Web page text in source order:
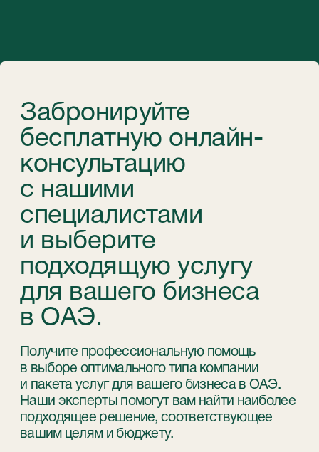
STABLEGROWZ
in English
Телефон: +971 (4)-446-90-06
+971 (4)-871-41-61
inquiry@stablegrowz.com
Адрес:UAE, Dubai, IFZA Business Park, A2
building, office 105
Юридическое наименование компании:
STABLEGROWZ FZ-LLC
Регистрационный/лицензионный номер:
Адрес регистрации:
CWEP1050 Compass Building, Al Shohada
Road, Al Hamra Industrial Zone-FZ, Ras Al
Khaimah, UAE